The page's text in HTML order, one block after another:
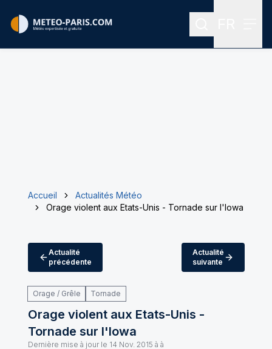
Rechercher
Accueil
Actualités Météo
Orage violent aux Etats-Unis - Tornade sur l'Iowa
Actualité
précédente
Actualité
suivante
Orage / Grêle Tornade
Orage violent aux Etats-Unis -
Tornade sur l'Iowa
Dernière mise à jour le 14 Nov. 2015 à à